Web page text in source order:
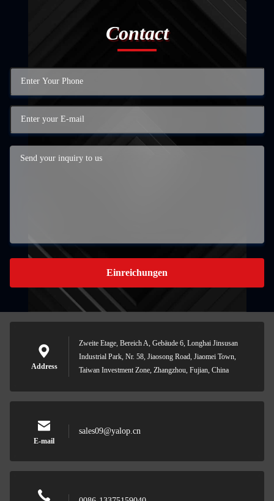
Contact
Einreichungen
Address
Zweite Etage, Bereich A, Gebäude 6, Longhai Jinsusan
Industrial Park, Nr. 58, Jiaosong Road, Jiaomei Town,
Taiwan Investment Zone, Zhangzhou, Fujian, China
E-mail
sales09@yalop.cn